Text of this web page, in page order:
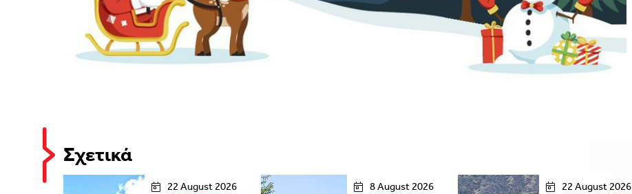
Σχετικά
22 August 2026 8 August 2026 22 August 2026